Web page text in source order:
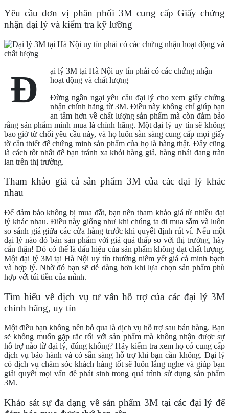
Yêu cầu đơn vị phân phối 3M cung cấp Giấy chứng
nhận đại lý và kiểm tra kỹ lưỡng
Đ
ại lý 3M tại Hà Nội uy tín phải có các chứng nhận
hoạt động và chất lượng
Đừng ngần ngại yêu cầu đại lý cho xem giấy chứng
nhận chính hãng từ 3M. Điều này không chỉ giúp bạn
an tâm hơn về chất lượng sản phẩm mà còn đảm bảo
rằng sản phẩm mình mua là chính hãng. Một đại lý uy tín sẽ không
bao giờ từ chối yêu cầu này, và họ luôn sẵn sàng cung cấp mọi giấy
tờ cần thiết để chứng minh sản phẩm của họ là hàng thật. Đây cũng
là cách tốt nhất để bạn tránh xa khỏi hàng giả, hàng nhái đang tràn
lan trên thị trường.
Tham khảo giá cả sản phẩm 3M của các đại lý khác
nhau
Để đảm bảo không bị mua đắt, bạn nên tham khảo giá từ nhiều đại
lý khác nhau. Điều này giống như khi chúng ta đi mua sắm và luôn
so sánh giá giữa các cửa hàng trước khi quyết định rút ví. Nếu một
đại lý nào đó bán sản phẩm với giá quá thấp so với thị trường, hãy
cẩn thận! Đó có thể là dấu hiệu của sản phẩm không đạt chất lượng.
Một đại lý 3M tại Hà Nội uy tín thường niêm yết giá cả minh bạch
và hợp lý. Nhờ đó bạn sẽ dễ dàng hơn khi lựa chọn sản phẩm phù
hợp với túi tiền của mình.
Tìm hiểu về dịch vụ tư vấn hỗ trợ của các đại lý 3M
chính hãng, uy tín
Một điều bạn không nên bỏ qua là dịch vụ hỗ trợ sau bán hàng. Bạn
sẽ không muốn gặp rắc rối với sản phẩm mà không nhận được sự
hỗ trợ nào từ đại lý, đúng không? Hãy kiểm tra xem họ có cung cấp
dịch vụ bảo hành và có sẵn sàng hỗ trợ khi bạn cần không. Đại lý
có dịch vụ chăm sóc khách hàng tốt sẽ luôn lắng nghe và giúp bạn
giải quyết mọi vấn đề phát sinh trong quá trình sử dụng sản phẩm
3M.
Khảo sát sự đa dạng về sản phẩm 3M tại các đại lý để